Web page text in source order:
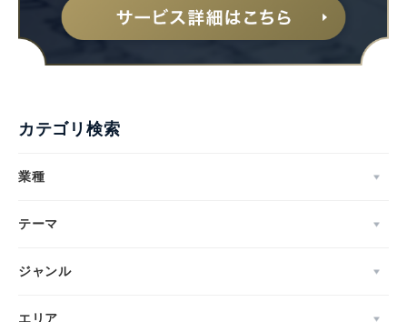
カテゴリ検索
業種
テーマ
ジャンル
エリア